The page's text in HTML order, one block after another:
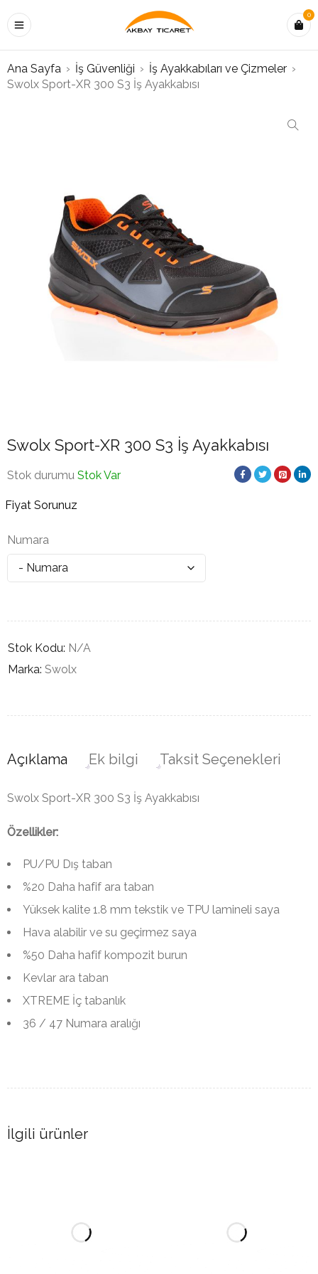
0
Ana Sayfa › İş Güvenliği › İş Ayakkabıları ve Çizmeler ›
Swolx Sport-XR 300 S3 İş Ayakkabısı
Swolx Sport-XR 300 S3 İş Ayakkabısı
Stok durumu Stok Var
Fiyat Sorunuz
Numara
Stok Kodu: N/A
Marka: Swolx
Açıklama Ek bilgi Taksit Seçenekleri
Swolx Sport-XR 300 S3 İş Ayakkabısı
Özellikler:
PU/PU Dış taban
%20 Daha hafif ara taban
Yüksek kalite 1.8 mm tekstik ve TPU lamineli saya
Hava alabilir ve su geçirmez saya
%50 Daha hafif kompozit burun
Kevlar ara taban
XTREME İç tabanlık
36 / 47 Numara aralığı
İlgili ürünler